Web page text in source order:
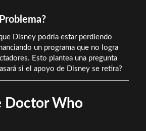
Disney podría estar perdiendo
un programa que no logra
Esto plantea una pregunta
si el apoyo de Disney se retira?
Doctor Who